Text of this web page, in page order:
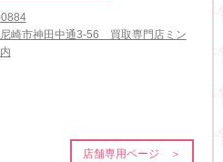
崎市神田中通3-56 買取専門店ミン
店舗専用ページ ＞